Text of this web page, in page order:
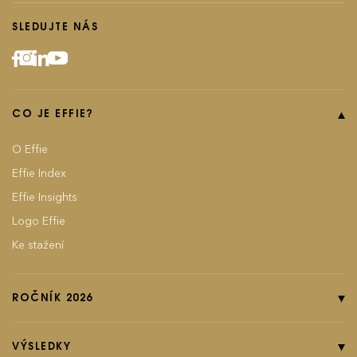
SLEDUJTE NÁS
CO JE EFFIE?
O Effie
Effie Index
Effie Insights
Logo Effie
Ke stažení
ROČNÍK 2026
Pravidla soutěže
VÝSLEDKY